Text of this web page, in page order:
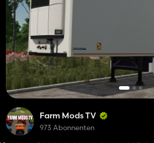
Farm Mods TV
973 Abonnenten